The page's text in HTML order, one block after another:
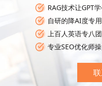
关于我们
RAG技术让GPT
自研的降AI度专
上百人英语专八
专业SEO优化师